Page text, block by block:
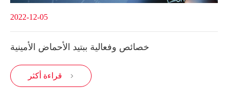
2022-12-05
خصائص وفعالية ببتيد الأحماض الأمينية
قراءة أكثر 